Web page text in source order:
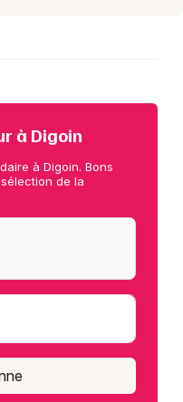
à Digoin
à Digoin. Bons
de la